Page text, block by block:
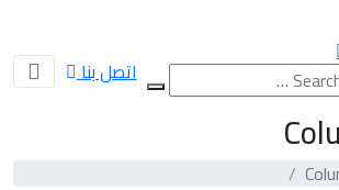
اتصل بنا